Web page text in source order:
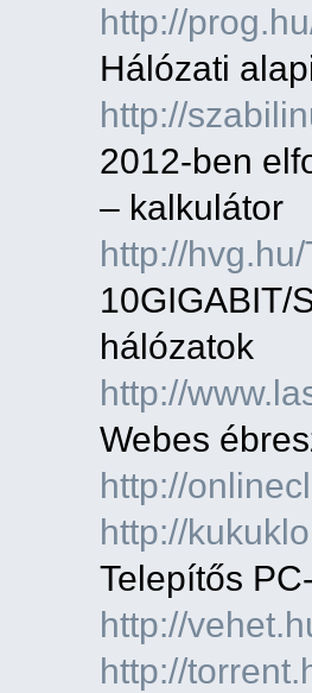
http://
Hálózati
http://
2012-ben
– kalkulátor
http://
10GIGABIT/
hálózatok
http://
Webes
http://
http://
Telepítős
http://
http://